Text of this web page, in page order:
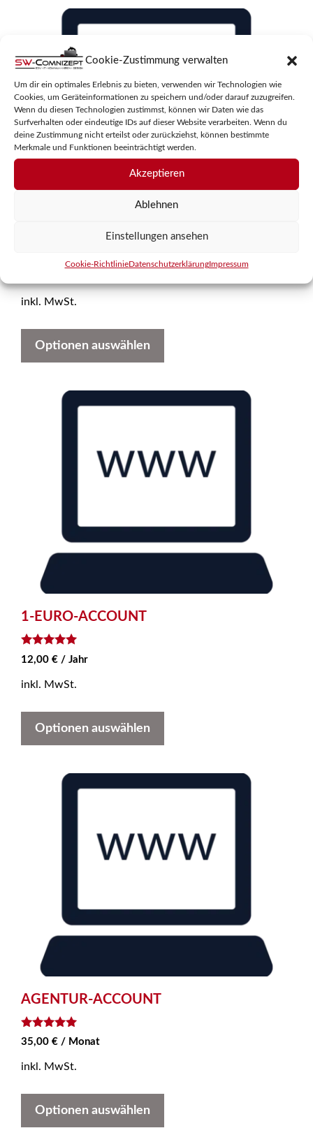
Cookie-Zustimmung verwalten
Um dir ein optimales Erlebnis zu bieten, verwenden wir Technologien wie
Cookies, um Geräteinformationen zu speichern und/oder darauf zuzugreifen.
Wenn du diesen Technologien zustimmst, können wir Daten wie das
Surfverhalten oder eindeutige IDs auf dieser Website verarbeiten. Wenn du
deine Zustimmung nicht erteilst oder zurückziehst, können bestimmte
Merkmale und Funktionen beeinträchtigt werden.
Akzeptieren
Ablehnen
Einstellungen ansehen
Cookie-RichtlinieDatenschutzerklärungImpressum
PROFI-ACCOUNT
von 5
inkl. MwSt.
Optionen auswählen
1-EURO-ACCOUNT
5
von 5
12,00 € / Jahr
inkl. MwSt.
Optionen auswählen
AGENTUR-ACCOUNT
5
von 5
35,00 € / Monat
inkl. MwSt.
Optionen auswählen